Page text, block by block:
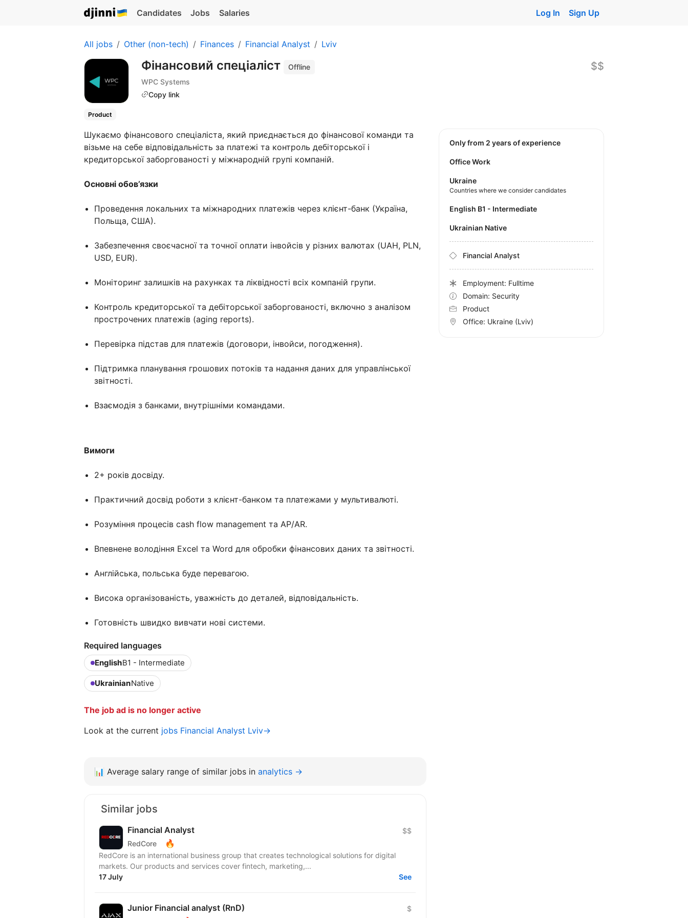
Candidates Jobs Salaries Log In Sign Up
All jobs Other (non-tech) Finances Financial Analyst Lviv
Фінансовий спеціаліст
Offline
WPC Systems
Copy link
$$
Product
Шукаємо фінансового спеціаліста, який приєднається до фінансової команди та
візьме на себе відповідальність за платежі та контроль дебіторської і
кредиторської заборгованості у міжнародній групі компаній.
Основні обов’язки
Проведення локальних та міжнародних платежів через клієнт-банк (Україна,
Польща, США).
Забезпечення своєчасної та точної оплати інвойсів у різних валютах (UAH, PLN,
USD, EUR).
Моніторинг залишків на рахунках та ліквідності всіх компаній групи.
Контроль кредиторської та дебіторської заборгованості, включно з аналізом
прострочених платежів (aging reports).
Перевірка підстав для платежів (договори, інвойси, погодження).
Підтримка планування грошових потоків та надання даних для управлінської
звітності.
Взаємодія з банками, внутрішніми командами.
Вимоги
2+ років досвіду.
Практичний досвід роботи з клієнт-банком та платежами у мультивалюті.
Розуміння процесів cash flow management та AP/AR.
Впевнене володіння Excel та Word для обробки фінансових даних та звітності.
Англійська, польська буде перевагою.
Висока організованість, уважність до деталей, відповідальність.
Готовність швидко вивчати нові системи.
Required languages
EnglishB1 - Intermediate
UkrainianNative
The job ad is no longer active
Look at the current jobs Financial Analyst Lviv→
Only from 2 years of experience
Office Work
Ukraine
Countries where we consider candidates
English B1 - Intermediate
Ukrainian Native
Financial Analyst
Employment: Fulltime
Domain: Security
Product
Office: Ukraine (Lviv)
📊 Average salary range of similar jobs in analytics →
Similar jobs
Financial Analyst
RedCore 🔥
$$
RedCore is an international business group that creates technological solutions for digital
markets. Our products and services cover fintech, marketing,...
17 July
See
Junior Financial analyst (RnD) $